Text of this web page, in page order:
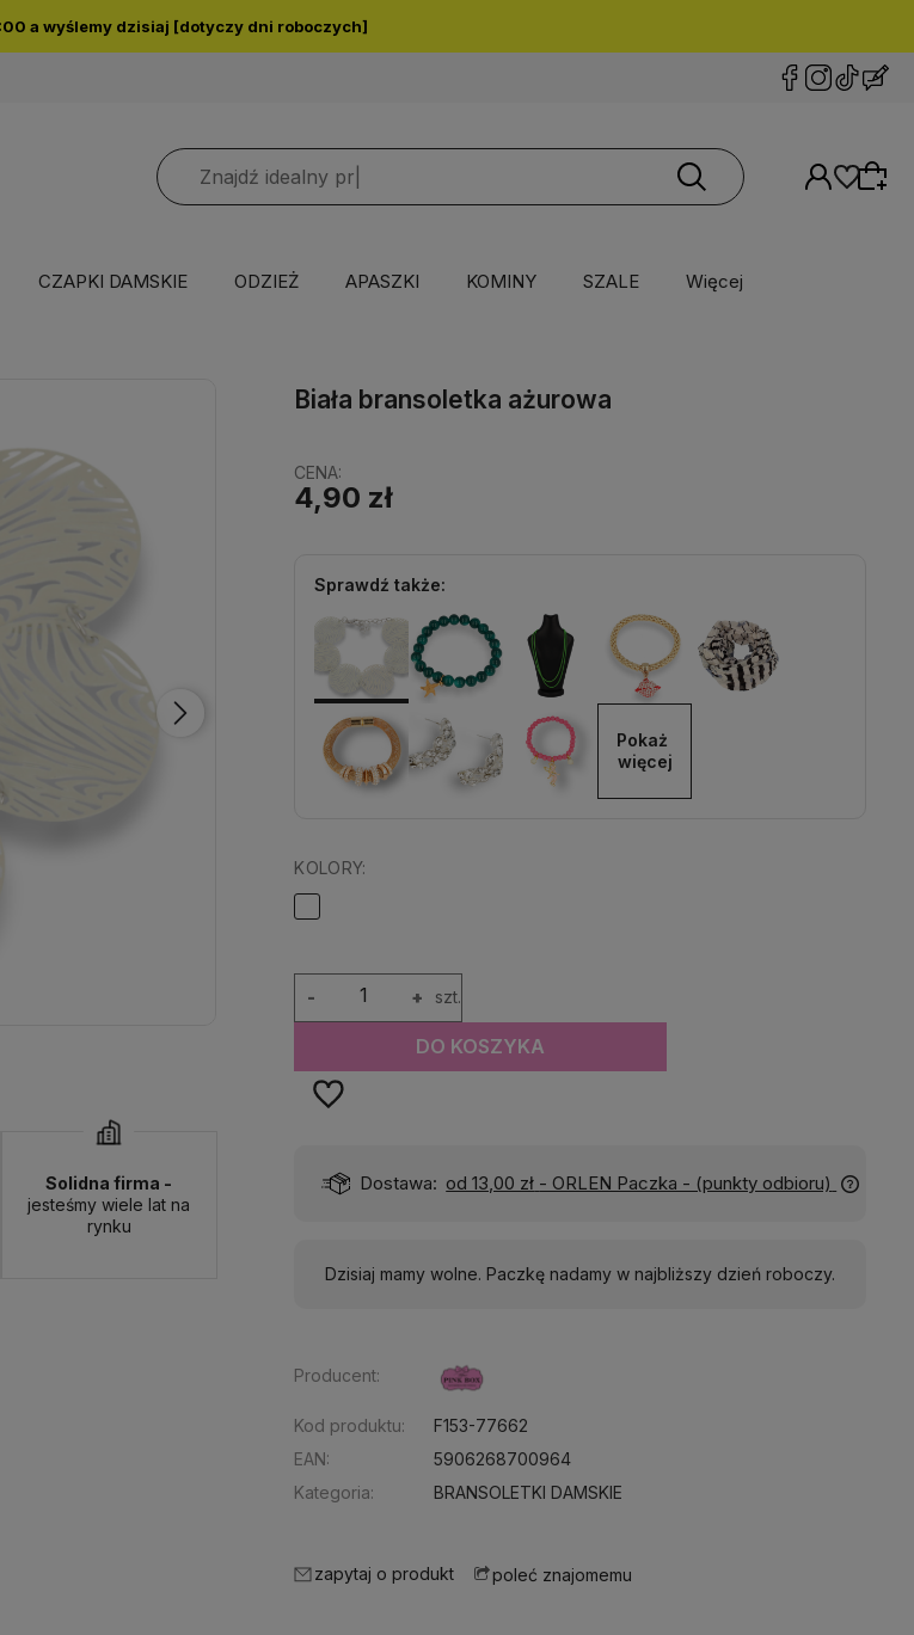
a wyślemy dzisiaj [dotyczy dni roboczych]
CZAPKI DAMSKIE ODZIEŻ APASZKI KOMINY SZALE Więcej
Solidna firma -
jesteśmy wiele lat na
rynku
Biała bransoletka ażurowa
CENA:
4,90 zł
Sprawdź także:
Pokaż
więcej
KOLORY:
+
- szt.
DO KOSZYKA
Paczka - (punkty odbioru) Wyślemy do Ciebie w: 24 godziny
Dzisiaj mamy wolne. Paczkę nadamy w najbliższy dzień roboczy.
Producent:
Kod produktu:
F153-77662
EAN:
5906268700964
Kategoria:
BRANSOLETKI DAMSKIE
zapytaj o produkt poleć znajomemu